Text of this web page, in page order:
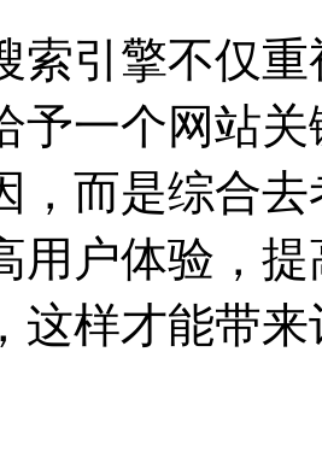
引擎不仅重
予一个网站
，而是综合
用户体验，
这样才能带